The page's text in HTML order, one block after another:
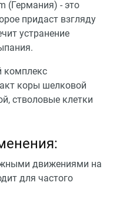
(Германия) - это
придаст взгляду
устранение
комплекс
коры шелковой
стволовые клетки
движениями на
для частого